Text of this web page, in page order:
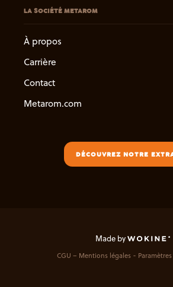
LA SOCIÉTÉ METAROM
À propos
Carrière
Contact
Metarom.com
DÉCOUVREZ NOTRE
Made by
CGU – Mentions légales